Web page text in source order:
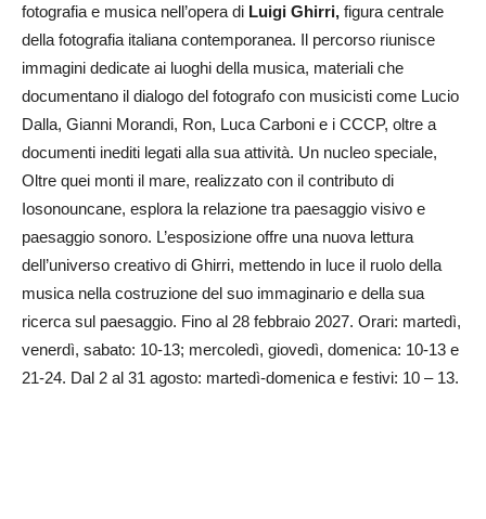
fotografia e musica nell’opera di Luigi Ghirri, figura centrale
della fotografia italiana contemporanea. Il percorso riunisce
immagini dedicate ai luoghi della musica, materiali che
documentano il dialogo del fotografo con musicisti come Lucio
Dalla, Gianni Morandi, Ron, Luca Carboni e i CCCP, oltre a
documenti inediti legati alla sua attività. Un nucleo speciale,
Oltre quei monti il mare, realizzato con il contributo di
Iosonouncane, esplora la relazione tra paesaggio visivo e
paesaggio sonoro. L’esposizione offre una nuova lettura
dell’universo creativo di Ghirri, mettendo in luce il ruolo della
musica nella costruzione del suo immaginario e della sua
ricerca sul paesaggio. Fino al 28 febbraio 2027. Orari: martedì,
venerdì, sabato: 10-13; mercoledì, giovedì, domenica: 10-13 e
21-24. Dal 2 al 31 agosto: martedì-domenica e festivi: 10 – 13.